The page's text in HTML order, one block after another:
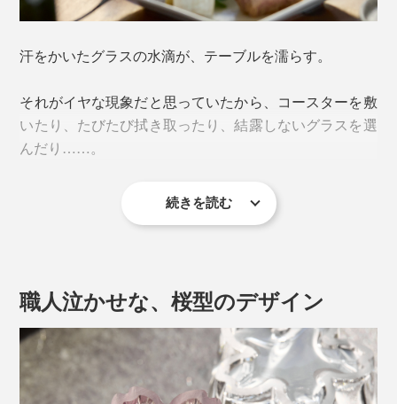
汗をかいたグラスの水滴が、テーブルを濡らす。
それがイヤな現象だと思っていたから、コースターを敷
いたり、たびたび拭き取ったり、結露しないグラスを選
んだり……。
『Sakurasaku』に出会って、その“結露”が待ち遠しくな
続きを読む
職人泣かせな、桜型のデザイン